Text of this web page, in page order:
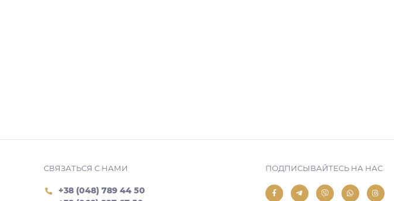
СВЯЗАТЬСЯ С НАМИ
+38 (048) 789 44 50
ПОДПИСЫВАЙТЕСЬ НА НАС